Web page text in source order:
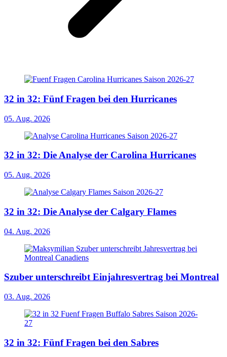
32 in 32: Fünf Fragen bei den Hurricanes
05. Aug. 2026
32 in 32: Die Analyse der Carolina Hurricanes
05. Aug. 2026
32 in 32: Die Analyse der Calgary Flames
04. Aug. 2026
Szuber unterschreibt Einjahresvertrag bei Montreal
03. Aug. 2026
32 in 32: Fünf Fragen bei den Sabres